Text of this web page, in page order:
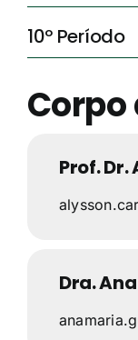
10º Período
Prof.
Dra.